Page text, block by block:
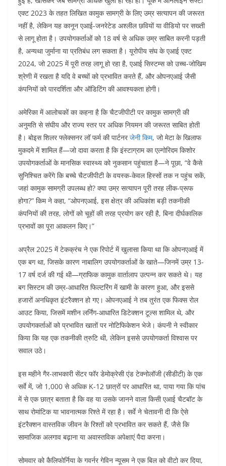
एक्ट 2023 के तहत लिखित कामुक सामग्री के लिए उम्र सत्यापन की जरूरत
नहीं है, लेकिन यह कानून एआई-जनरेटेड अश्लील छवियों या वीडियो पर सख्ती
से लागू होता है। उपयोगकर्ताओं को 18 वर्ष से अधिक उम्र साबित करनी पड़ती
है, अन्यथा जुर्माना या प्रतिबंध लग सकता है। यूरोपीय संघ के एआई एक्ट
2024, जो 2025 में पूरी तरह लागू हो रहा है, एआई सिस्टम्स को उच्च-जोखिम
श्रेणी में रखता है यदि वे बच्चों को प्रभावित करते हैं, और ओपनएआई जैसी
कंपनियों को पारदर्शिता और ऑडिटिंग की आवश्यकता होगी।
अमेरिका में आलोचकों का कहना है कि चैटजीपीटी पर कामुक सामग्री की
अनुमति से संघीय और राज्य स्तर पर अधिक नियमन की जरूरत साबित होती
है। बोइस शिलर फ्लेक्सनर लॉ फर्म की पार्टनरजेनी किम, जो मेटा के खिलाफ
मुकदमे में शामिल हैं—जो दावा करता है कि इंस्टाग्राम का एल्गोरिदम किशोर
उपयोगकर्ताओं के मानसिक स्वास्थ्य को नुकसान पहुंचाता है—ने पूछा, “वे कैसे
सुनिश्चित करेंगे कि बच्चे चैटजीपीटी के वयस्क-केवल हिस्सों तक न पहुंच सकें,
जहां कामुक सामग्री उपलब्ध हो? क्या उम्र सत्यापन पूरी तरह लीक-प्रूफ
होगा?” किम ने कहा, “ओपनएआई, इस क्षेत्र की अधिकांश बड़ी तकनीकी
कंपनियों की तरह, लोगों को चूहों की तरह प्रयोग कर रही है, बिना दीर्घकालिक
प्रभावों का पूरा आकलन किए।”
अप्रैल 2025 में टेकक्रंच ने एक रिपोर्ट में खुलासा किया था कि ओपनएआई में
एक बग था, जिसके कारण नाबालिग उपयोगकर्ताओं के खाते—जिनमें उम्र 13-
17 वर्ष दर्ज की गई थी—ग्राफिक कामुक वार्तालाप उत्पन्न कर सकते थे। यह
बग सिस्टम की उम्र-आधारित फिल्टरिंग में खामी के कारण हुआ, और इससे
हजारों अनधिकृत इंटरैक्शन हो गए। ओपनएआई ने तब तुरंत एक फिक्स रोल
आउट किया, जिसमें मशीन लर्निंग-आधारित डिटेक्शन टूल्स शामिल थे, और
उपयोगकर्ताओं को प्रभावित खातों पर नोटिफिकेशन भेजे। कंपनी ने स्वीकार
किया कि यह एक तकनीकी त्रुटि थी, लेकिन इससे उपयोगकर्ता विश्वास पर
सवाल उठे।
इस महीने गैर-लाभकारी सेंटर फॉर डेमोक्रेसी एंड टेक्नोलॉजी (सीडीटी) के एक
सर्वे में, जो 1,000 से अधिक K-12 छात्रों पर आधारित था, पाया गया कि पांच
में से एक छात्र बताता है कि वह या उसके जानने वाला किसी एआई चैटबॉट के
साथ रोमांटिक या भावनात्मक रिश्ते में रहा है। सर्वे ने चेतावनी दी कि ऐसे
इंटरैक्शन वास्तविक जीवन के रिश्तों को प्रभावित कर सकते हैं, जैसे कि
सामाजिक अलगाव बढ़ाना या अवास्तविक अपेक्षाएं पैदा करना।
सोमवार को कैलिफोर्निया के गवर्नर गेविन न्यूसम ने एक बिल को वीटो कर दिया,